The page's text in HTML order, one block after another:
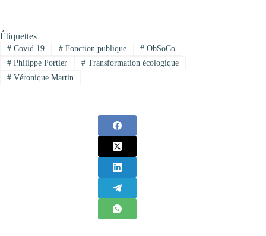
Étiquettes
#Covid 19 #Fonction publique # ObSoCo
#Philippe Portier #Transformation écologique
#Véronique Martin